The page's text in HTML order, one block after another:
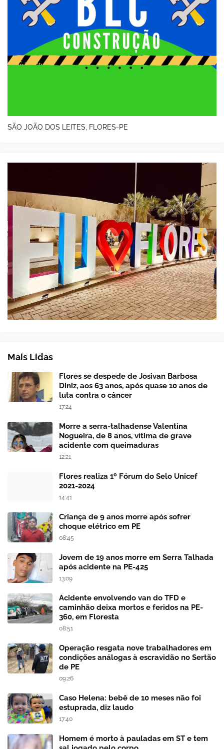
SÃO JOÃO DOS LEITES, FLORES-PE
Mais Lidas
Flores se despede de Josivan Barbosa
Diniz, aos 63 anos, após quase 10 anos de
luta contra o câncer
17:24
Morre a serra-talhadense Valentina
Nogueira, de 8 anos, vítima de grave
acidente com queimaduras
12:21
Flores realiza 1º Fórum do Selo Unicef
2021-2024
14:41
Criança de 9 anos morre após sofrer
choque elétrico em PE
08:45
Jovem de 19 anos morre em Serra Talhada
após acidente na PE-425
13:09
Acidente envolvendo van do TFD e
caminhão deixa mortos e feridos na PE-
360, em Floresta
08:51
Operação resgata nove trabalhadores em
condições análogas à escravidão no Sertão
de PE
09:26
Caso Helena: bebê de 10 meses não foi
estuprada, diz laudo
17:40
Homem é morto à pauladas em ST e tem